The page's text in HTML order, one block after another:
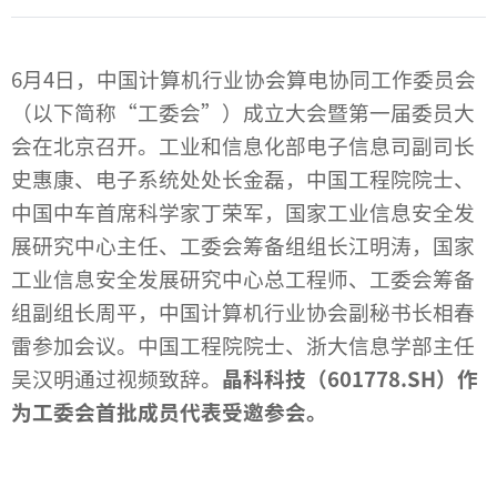
6月4日，中国计算机行业协会算电协同工作委员会
（以下简称“工委会”）成立大会暨第一届委员大
会在北京召开。工业和信息化部电子信息司副司长
史惠康、电子系统处处长金磊，中国工程院院士、
中国中车首席科学家丁荣军，国家工业信息安全发
展研究中心主任、工委会筹备组组长江明涛，国家
工业信息安全发展研究中心总工程师、工委会筹备
组副组长周平，中国计算机行业协会副秘书长相春
雷参加会议。中国工程院院士、浙大信息学部主任
吴汉明通过视频致辞。 晶科科技（601778.SH）作
为工委会首批成员代表受邀参会。